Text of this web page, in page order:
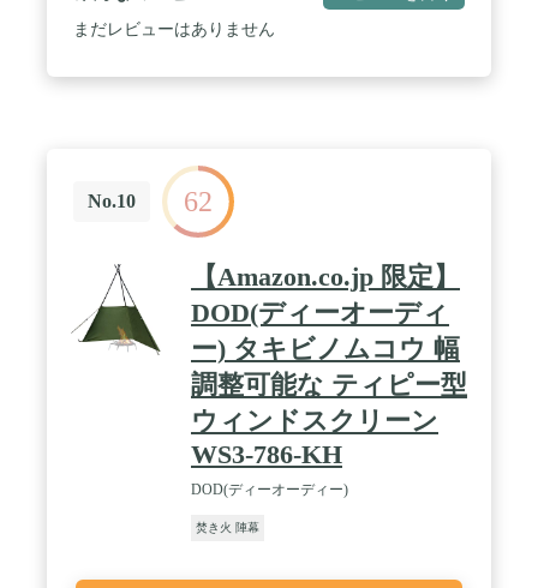
柱は黒メッキの鉄ポールで、頑丈な作りで耐久性が
ただけます。火の粉が飛んでも穴が空きにくい大型
ウィンドスクリーンで火を囲うことで熱を集中させ
るため、より暖かく過ごせます。6つのフック付 /
【多機能】風から焚き火の炎を守り、火の粉から周
りを守ります。バーベキューコンロや焚き火を囲ん
で、風除けやちょっとした目隠し、やのんびり休憩
時間を楽しむタープとして最適！一番上には「く」
字型のランタンポール1本、横ポールには6つの取り
外し可能なハンガー付き、ランタンスタンドだけで
はなく、バーベキュー、キャンプなどのキッチン用
具、雑物、洗濯物をかけることもできます。 / 【持
ち運びに便利】収納ケース付き、持ち運びには心配
がありません。一人でも手軽に設置できる組み立て
タイプで、簡単に分解すると、コンパクトサイズに
プ、BBQ、お釣り、テント泊、車中泊などのアウト
ドイベントに大活躍しています。
まだレビューはありません
No.10 62
【Amazon.co.jp 限定】
DOD(ディーオーディ
ー) タキビノムコウ 幅
調整可能な ティピー型
ウィンドスクリーン
WS3-786-KH
DOD(ディーオーディー)
焚き火 陣幕